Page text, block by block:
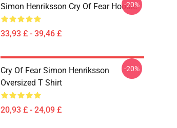
Simon Henriksson Cry Of Fear Hoodie
33,93 £ - 39,46 £
-20%
Cry Of Fear Simon Henriksson
Oversized T Shirt
20,93 £ - 24,09 £
-20%